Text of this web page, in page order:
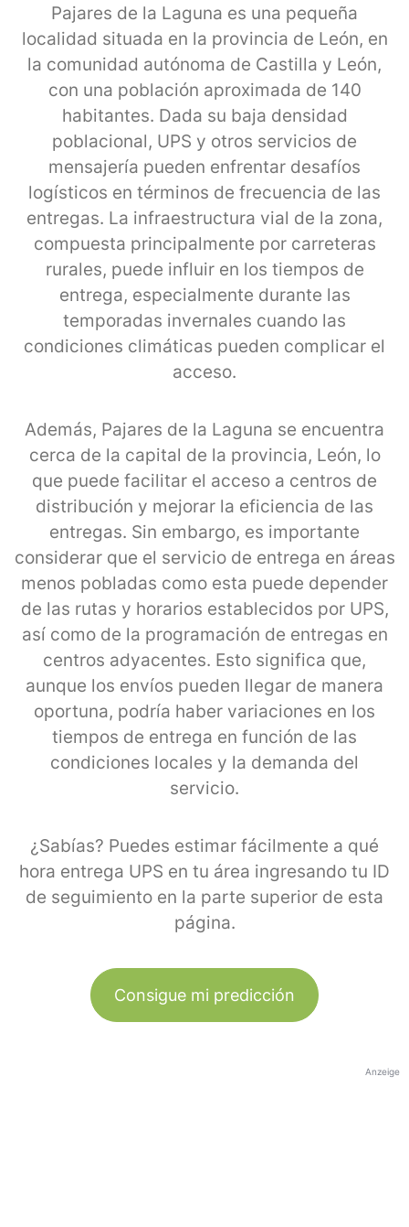
Pajares de la Laguna es una pequeña
localidad situada en la provincia de León, en
la comunidad autónoma de Castilla y León,
con una población aproximada de 140
habitantes. Dada su baja densidad
poblacional, UPS y otros servicios de
mensajería pueden enfrentar desafíos
logísticos en términos de frecuencia de las
entregas. La infraestructura vial de la zona,
compuesta principalmente por carreteras
rurales, puede influir en los tiempos de
entrega, especialmente durante las
temporadas invernales cuando las
condiciones climáticas pueden complicar el
acceso.
Además, Pajares de la Laguna se encuentra
cerca de la capital de la provincia, León, lo
que puede facilitar el acceso a centros de
distribución y mejorar la eficiencia de las
entregas. Sin embargo, es importante
considerar que el servicio de entrega en áreas
menos pobladas como esta puede depender
de las rutas y horarios establecidos por UPS,
así como de la programación de entregas en
centros adyacentes. Esto significa que,
aunque los envíos pueden llegar de manera
oportuna, podría haber variaciones en los
tiempos de entrega en función de las
condiciones locales y la demanda del
servicio.
¿Sabías? Puedes estimar fácilmente a qué
hora entrega UPS en tu área ingresando tu ID
de seguimiento en la parte superior de esta
página.
Consigue mi predicción
Anzeige